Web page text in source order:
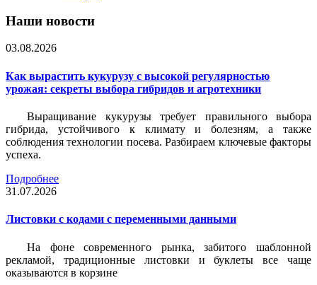
Наши новости
03.08.2026
Как вырастить кукурузу с высокой регулярностью
урожая: секреты выбора гибридов и агротехники
Выращивание кукурузы требует правильного выбора
гибрида, устойчивого к климату и болезням, а также
соблюдения технологии посева. Разбираем ключевые факторы
успеха.
Подробнее
31.07.2026
Листовки c кодами с переменными данными
На фоне современного рынка, забитого шаблонной
рекламой, традиционные листовки и буклеты все чаще
оказываются в корзине